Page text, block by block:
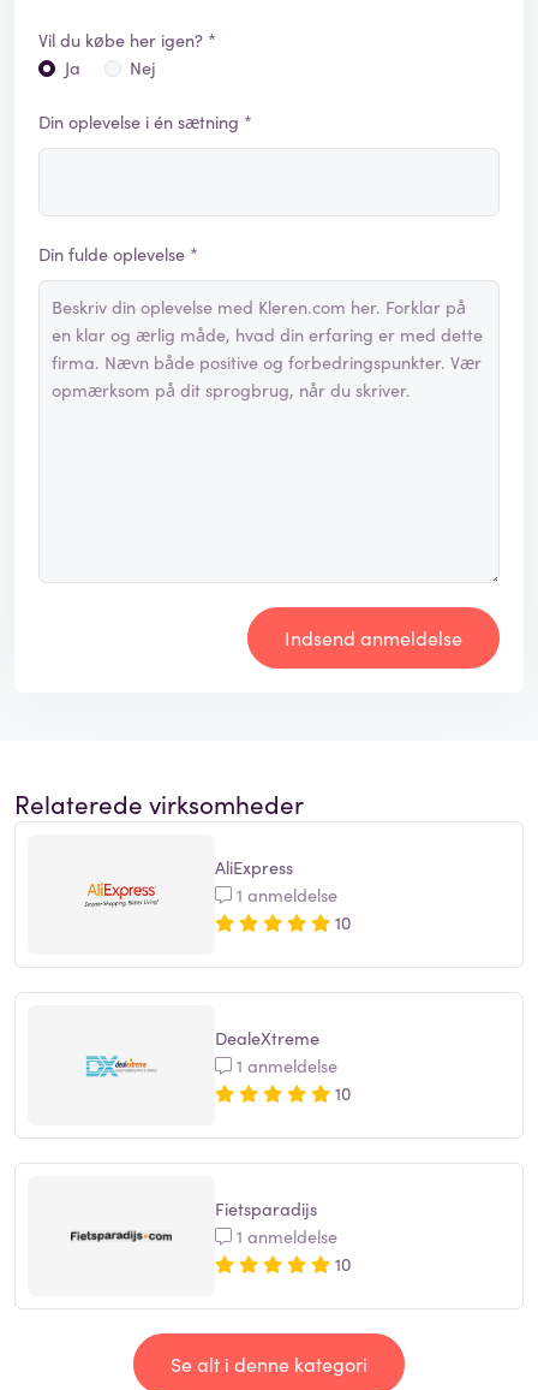
Vil du købe her igen? *
Ja
Nej
Din oplevelse i én sætning *
Din fulde oplevelse *
Indsend anmeldelse
Relaterede virksomheder
AliExpress
1 anmeldelse
10
DealeXtreme
1 anmeldelse
10
Fietsparadijs
1 anmeldelse
10
Se alt i denne kategori